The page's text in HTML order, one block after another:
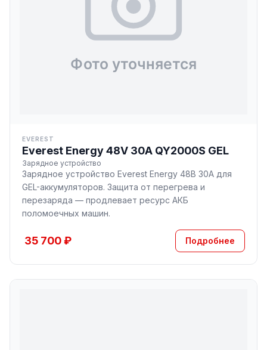
EVEREST
Everest Energy 48V 30A QY2000S GEL
Зарядное устройство
Зарядное устройство Everest Energy 48В 30А для
GEL-аккумуляторов. Защита от перегрева и
перезаряда — продлевает ресурс АКБ
поломоечных машин.
35 700 ₽ Подробнее